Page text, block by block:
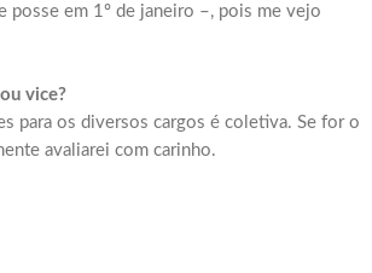
posse em 1º de janeiro –, pois me vejo
vice?
para os diversos cargos é coletiva. Se for o
avaliarei com carinho.